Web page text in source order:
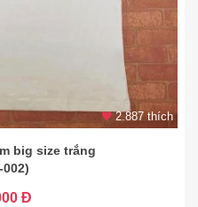
2.887 thích
big size trắng
002)
Đ